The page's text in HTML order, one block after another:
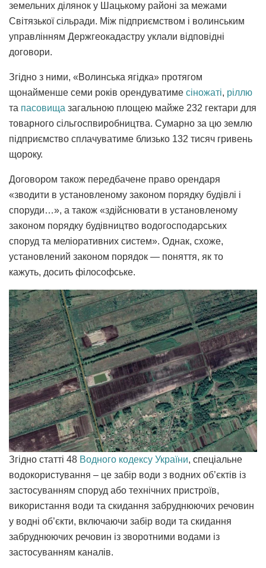
земельних ділянок у Шацькому районі за межами
Світязької сільради. Між підприємством і волинським
управлінням Держгеокадастру уклали відповідні
договори.
Згідно з ними, «Волинська ягідка» протягом
щонайменше семи років орендуватиме сіножаті, ріллю
та пасовища загальною площею майже 232 гектари для
товарного сільгоспвиробництва. Сумарно за цю землю
підприємство сплачуватиме близько 132 тисяч гривень
щороку.
Договором також передбачене право орендаря
«зводити в установленому законом порядку будівлі і
споруди…», а також «здійснювати в установленому
законом порядку будівництво водогосподарських
споруд та меліоративних систем». Однак, схоже,
установлений законом порядок — поняття, як то
кажуть, досить філософське.
Згідно статті 48 Водного кодексу України, спеціальне
водокористування – це забір води з водних об’єктів із
застосуванням споруд або технічних пристроїв,
використання води та скидання забруднюючих речовин
у водні об’єкти, включаючи забір води та скидання
забруднюючих речовин із зворотними водами із
застосуванням каналів.